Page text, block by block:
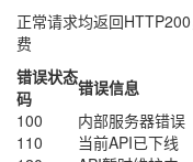
正常请求均返回
费
错误状态
码
错误信息
100
内部服务器错误
110
当前API已下线